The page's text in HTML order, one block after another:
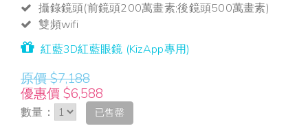
攝錄鏡頭(前鏡頭200萬畫素;後鏡頭500萬畫素)
雙頻wifi
紅藍3D紅藍眼鏡 (KizApp專用)
原價 $7,188
優惠價 $6,588
數量： 已售罄